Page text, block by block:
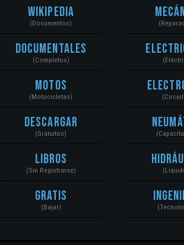
Wikipedia
(Documentos)
Documentales
(Completos)
Motos
(Motocicletas)
Descargar
(Gratuitos)
Libros
(Sin Registrarse)
Gratis
(Bajar)